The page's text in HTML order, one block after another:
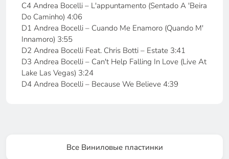
C4 Andrea Bocelli – L'appuntamento (Sentado A 'Beira
Do Caminho) 4:06
D1 Andrea Bocelli – Cuando Me Enamoro (Quando M'
Innamoro) 3:55
D2 Andrea Bocelli Feat. Chris Botti – Estate 3:41
D3 Andrea Bocelli – Can't Help Falling In Love (Live At
Lake Las Vegas) 3:24
D4 Andrea Bocelli – Because We Believe 4:39
Все Виниловые пластинки